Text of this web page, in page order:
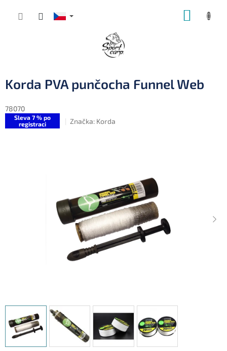
Korda PVA punčocha Funnel Web
78070
Sleva 7 % po
registraci
Značka: Korda